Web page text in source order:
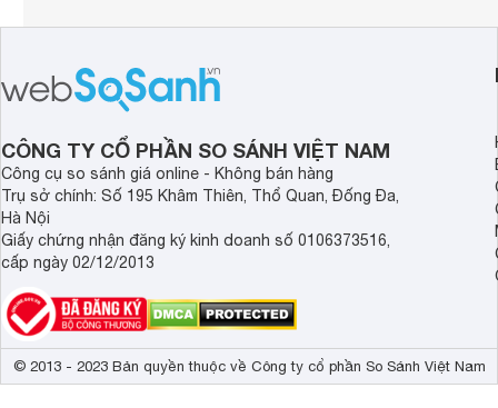
CÔNG TY CỔ PHẦN SO SÁNH VIỆT NAM
Công cụ so sánh giá online - Không bán hàng
Trụ sở chính: Số 195 Khâm Thiên, Thổ Quan, Đống Đa,
Hà Nội
Giấy chứng nhận đăng ký kinh doanh số 0106373516,
cấp ngày 02/12/2013
© 2013 - 2023 Bản quyền thuộc về Công ty cổ phần So Sánh Việt Nam